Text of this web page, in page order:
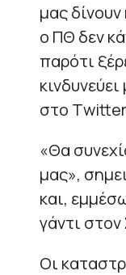
μας
ο ΠΘ δεν
παρότι
στο
«Θα
μας»,
και,
γάντι στον
Οι